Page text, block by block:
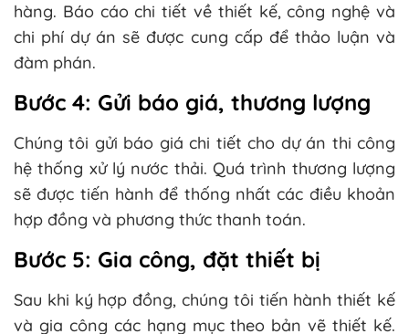
hàng. Báo cáo chi tiết về thiết kế, công nghệ và
chi phí dự án sẽ được cung cấp để thảo luận và
đàm phán.
Bước 4: Gửi báo giá, thương lượng
Chúng tôi gửi báo giá chi tiết cho dự án thi công
hệ thống xử lý nước thải. Quá trình thương lượng
sẽ được tiến hành để thống nhất các điều khoản
hợp đồng và phương thức thanh toán.
Bước 5: Gia công, đặt thiết bị
Sau khi ký hợp đồng, chúng tôi tiến hành thiết kế
và gia công các hạng mục theo bản vẽ thiết kế.